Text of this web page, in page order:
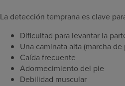
La detección temprana es clave
Dificultad para levantar la
Una caminata alta (marcha de
Caída frecuente
Adormecimiento del pie
Debilidad muscular